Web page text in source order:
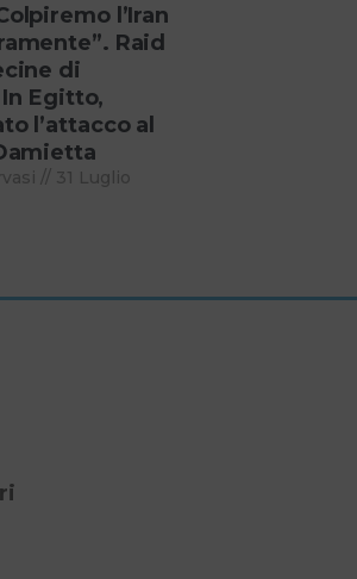
l’Iran
Raid
di
Egitto,
l’attacco al
31 Luglio